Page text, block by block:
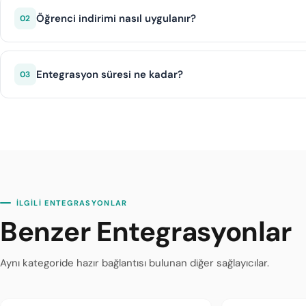
02 Öğrenci indirimi nasıl uygulanır?
Geçerli bir öğrenci belgesi ile kayıt olan müşteriler tüm
03 Entegrasyon süresi ne kadar?
İLGİLİ ENTEGRASYONLAR
Benzer Entegrasyonlar
Aynı kategoride hazır bağlantısı bulunan diğer sağlayıcılar.